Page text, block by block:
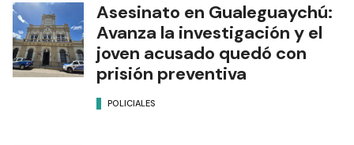
Asesinato en Gualeguaychú:
Avanza la investigación y el
joven acusado quedó con
prisión preventiva
POLICIALES